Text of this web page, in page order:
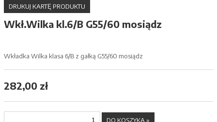
DRUKUJ KARTĘ PRODUKTU
Wkł.Wilka kl.6/B G55/60 mosiądz
Wkładka Wilka klasa 6/B z gałką G55/60 mosiądz
282,00 zł